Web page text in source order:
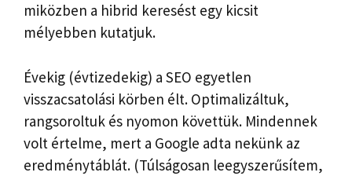
miközben a hibrid keresést egy kicsit
mélyebben kutatjuk.
Évekig (évtizedekig) a SEO egyetlen
visszacsatolási körben élt. Optimalizáltuk,
rangsoroltuk és nyomon követtük. Mindennek
volt értelme, mert a Google adta nekünk az
eredménytáblát. (Túlságosan leegyszerűsítem,